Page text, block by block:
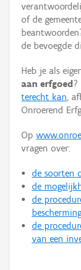
Gebeurtenis
Persoon of collectief
Hergebruik
Aanmelden
of de
de bevoegde
Heb je als
aan erfgoed ?
terecht kan,
Onroerend
Op
vragen over:
de soorten
de
de
de
van een